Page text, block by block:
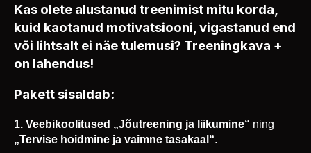
Kas olete alustanud treenimist mitu korda,
kuid kaotanud motivatsiooni, vigastanud end
või lihtsalt ei näe tulemusi? Treeningkava +
on lahendus!
Pakett sisaldab:
1. Veebikoolitused „Jõutreening ja liikumine“ ning
„Tervise hoidmine ja vaimne tasakaal“.